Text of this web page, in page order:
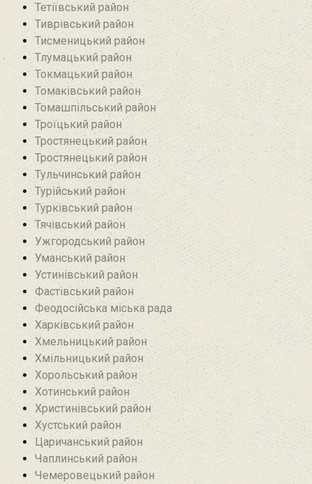
Тетіївський район
Тиврівський район
Тисменицький район
Тлумацький район
Токмацький район
Томаківський район
Томашпільський район
Троїцький район‎
Тростянецький район
Тростянецький район
Тульчинський район
Турійський район
Турківський район
Тячівський район
Ужгородський район
Уманський район
Устинівський район
Фастівський район
Феодосійська міська рада
Харківський район
Хмельницький район
Хмільницький район
Хорольський район
Хотинський район‎
Христинівський район
Хустський район
Царичанський район
Чаплинський район
Чемеровецький район